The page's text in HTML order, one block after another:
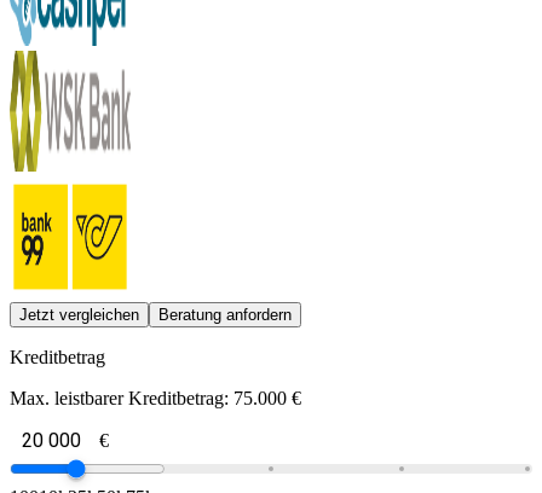
Jetzt vergleichen Beratung anfordern
Kreditbetrag
Max. leistbarer Kreditbetrag: 75.000 €
€